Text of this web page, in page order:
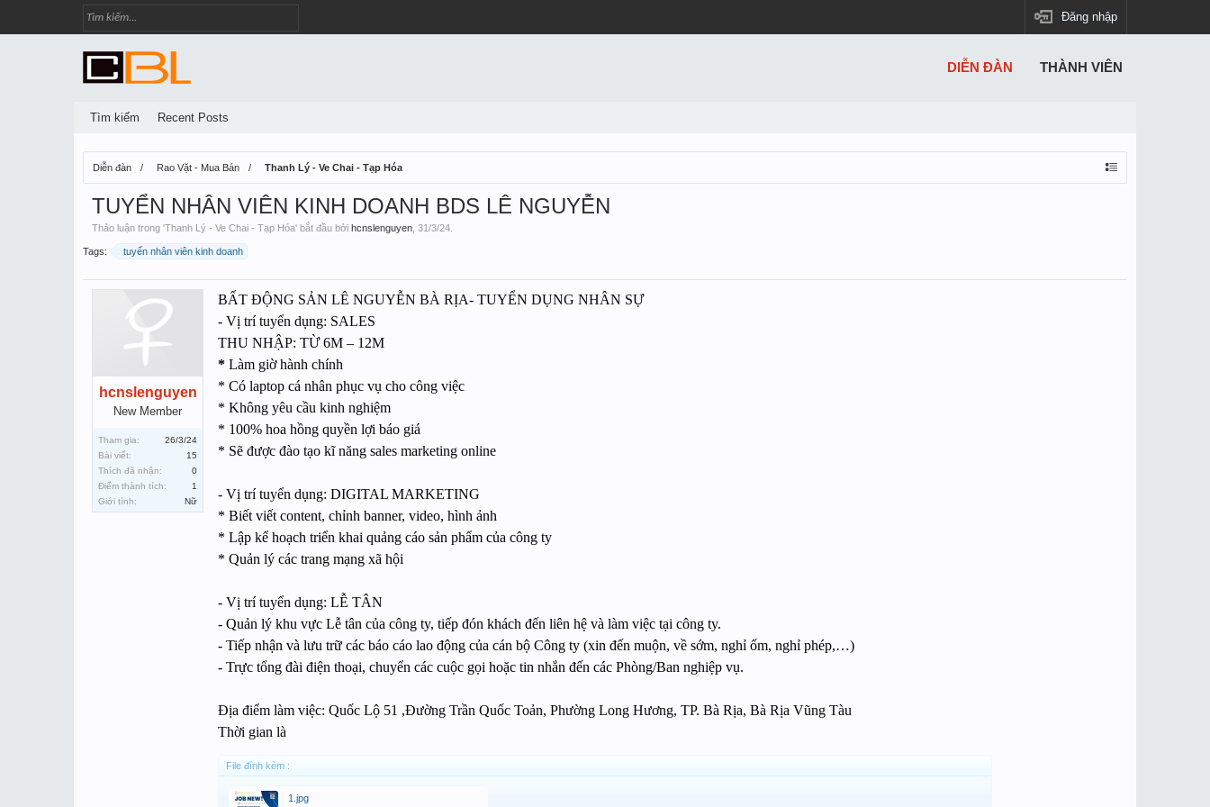
Đăng nhập
Diễn đàn Rao Vặt - Mua Bán Thanh Lý - Ve Chai - Tạp Hóa
TUYỂN NHÂN VIÊN KINH DOANH BDS LÊ NGUYỄN
Thảo luận trong 'Thanh Lý - Ve Chai - Tạp Hóa' bắt đầu bởi hcnslenguyen 31/3/24
Tags: tuyển nhân viên kinh doanh
hcnslenguyen
New Member
Tham gia:
26/3/24
Bài viết:
15
Thích đã nhận:
0
Điểm thành tích:
1
Giới tính:
Nữ
BẤT ĐỘNG SẢN LÊ NGUYỄN BÀ RỊA- TUYỂN DỤNG NHÂN SỰ
- Vị trí tuyển dụng: SALES
THU NHẬP: TỪ 6M – 12M
* Làm giờ hành chính
* Có laptop cá nhân phục vụ cho công việc
* Không yêu cầu kinh nghiệm
* 100% hoa hồng quyền lợi báo giá
* Sẽ được đào tạo kĩ năng sales marketing online
- Vị trí tuyển dụng: DIGITAL MARKETING
* Biết viết content, chỉnh banner, video, hình ảnh
* Lập kể hoạch triển khai quảng cáo sản phẩm của công ty
* Quản lý các trang mạng xã hội
- Vị trí tuyển dụng: LỄ TÂN
- Quản lý khu vực Lễ tân của công ty, tiếp đón khách đến liên hệ và làm việc tại công ty.
- Tiếp nhận và lưu trữ các báo cáo lao động của cán bộ Công ty (xin đến muộn, về sớm, nghỉ ốm, nghỉ phép,…)
- Trực tổng đài điện thoại, chuyển các cuộc gọi hoặc tin nhắn đến các Phòng/Ban nghiệp vụ.
Địa điểm làm việc: Quốc Lộ 51 ,Đường Trần Quốc Toản, Phường Long Hương, TP. Bà Rịa, Bà Rịa Vũng Tàu
Thời gian là
File đính kèm :
1.jpg
DIỄN ĐÀN
Tìm kiếm Recent Posts
THÀNH VIÊN